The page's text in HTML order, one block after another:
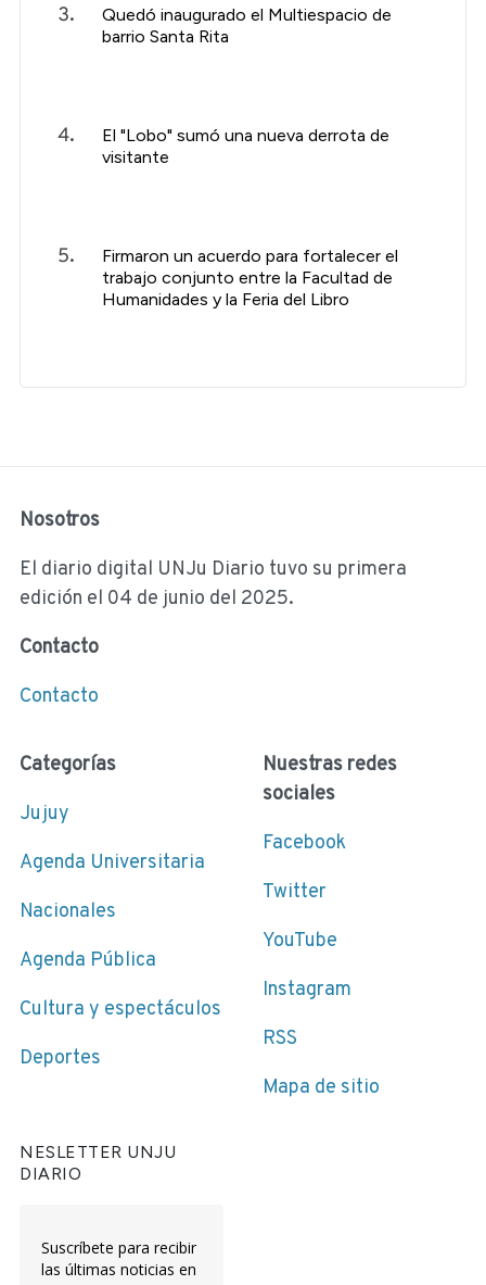
Quedó inaugurado el Multiespacio de
barrio Santa Rita
El "Lobo" sumó una nueva derrota de
visitante
Firmaron un acuerdo para fortalecer el
trabajo conjunto entre la Facultad de
Humanidades y la Feria del Libro
Nosotros
El diario digital UNJu Diario tuvo su primera
edición el 04 de junio del 2025.
Contacto
Contacto
Categorías
Jujuy
Agenda Universitaria
Nacionales
Agenda Pública
Cultura y espectáculos
Deportes
Nuestras redes
sociales
Facebook
Twitter
YouTube
Instagram
RSS
Mapa de sitio
NESLETTER UNJU
DIARIO
Suscríbete para recibir
las últimas noticias en